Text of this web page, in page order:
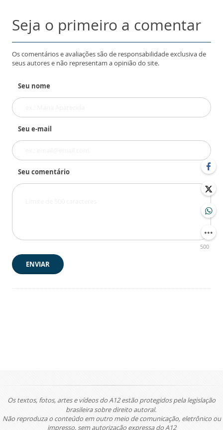
Seja o primeiro a comentar
Os comentários e avaliações são de responsabilidade exclusiva de
seus autores e não representam a opinião do site.
Seu nome
Seu e-mail
Seu comentário
500
ENVIAR
Os textos, fotos, artes e vídeos do A12 estão protegidos pela legislação
brasileira sobre direito autoral.
Não reproduza o conteúdo em outro meio de comunicação, eletrônico ou
impresso, sem autorização expressa do A12